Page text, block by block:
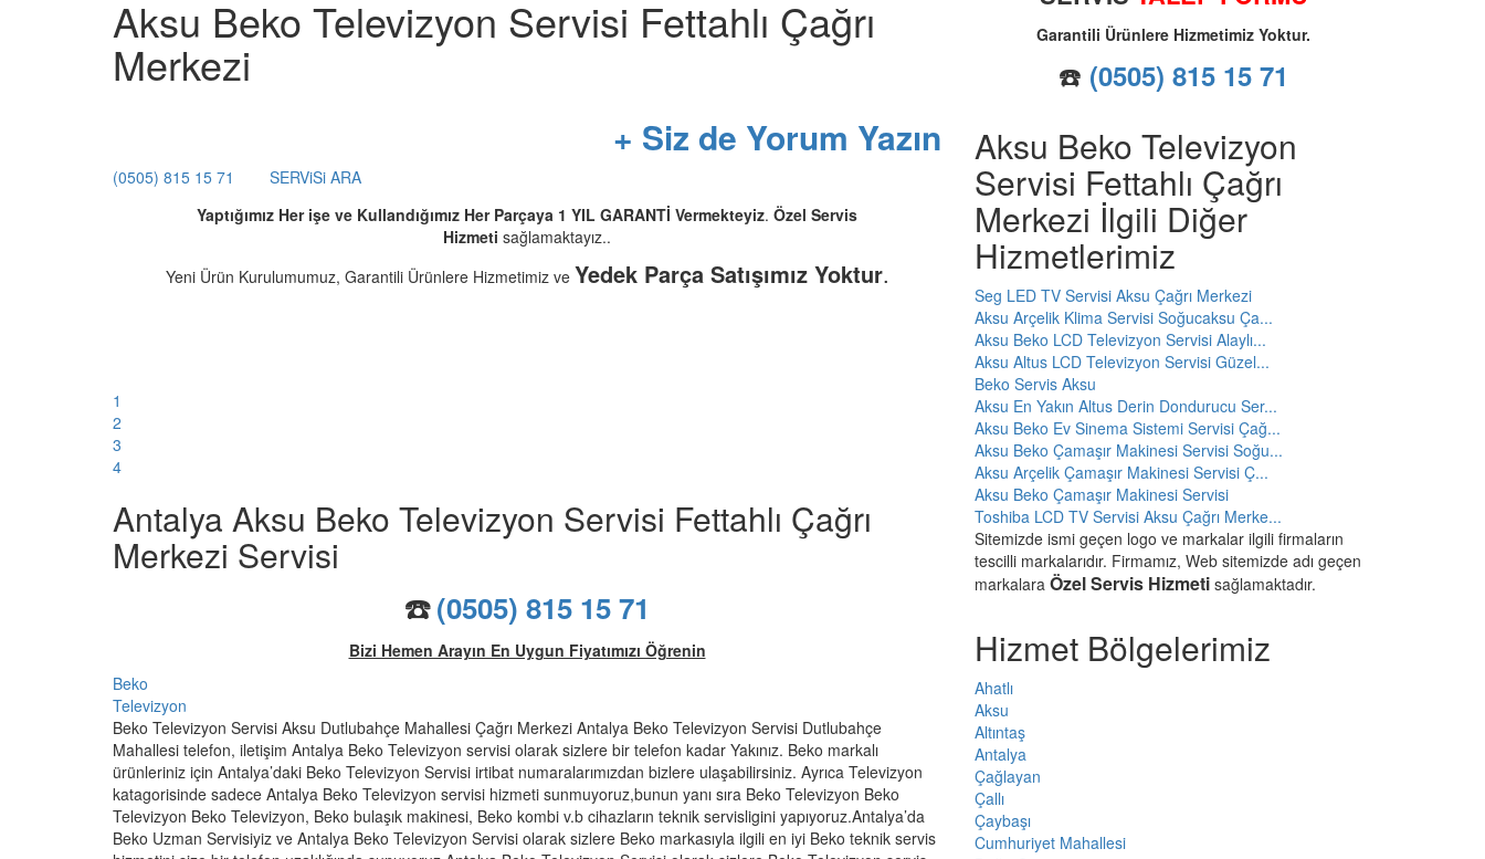
Aksu Beko Televizyon Servisi Fettahlı Çağrı
Merkezi
+ Siz de Yorum Yazın
(0505) 815 15 71
SERViSi ARA
Yaptığımız Her işe ve Kullandığımız Her Parçaya 1 YIL GARANTİ Vermekteyiz. Özel Servis
Hizmeti sağlamaktayız..
Yeni Ürün Kurulumumuz, Garantili Ürünlere Hizmetimiz ve Yedek Parça Satışımız Yoktur.
1
2
3
4
Antalya Aksu Beko Televizyon Servisi Fettahlı Çağrı
Merkezi Servisi
☎️(0505) 815 15 71
Bizi Hemen Arayın En Uygun Fiyatımızı Öğrenin
Beko
Televizyon
Beko Televizyon Servisi Aksu Dutlubahçe Mahallesi Çağrı Merkezi Antalya Beko Televizyon Servisi Dutlubahçe
Mahallesi telefon, iletişim Antalya Beko Televizyon servisi olarak sizlere bir telefon kadar Yakınız. Beko markalı
ürünleriniz için Antalya’daki Beko Televizyon Servisi irtibat numaralarımızdan bizlere ulaşabilirsiniz. Ayrıca Televizyon
katagorisinde sadece Antalya Beko Televizyon servisi hizmeti sunmuyoruz,bunun yanı sıra Beko Televizyon Beko
Televizyon Beko Televizyon, Beko bulaşık makinesi, Beko kombi v.b cihazların teknik servisligini yapıyoruz.Antalya’da
Beko Uzman Servisiyiz ve Antalya Beko Televizyon Servisi olarak sizlere Beko markasıyla ilgili en iyi Beko teknik servis
Garantili Ürünlere Hizmetimiz Yoktur.
☎️ (0505) 815 15 71
Aksu Beko Televizyon
Servisi Fettahlı Çağrı
Merkezi İlgili Diğer
Hizmetlerimiz
Seg LED TV Servisi Aksu Çağrı Merkezi
Aksu Arçelik Klima Servisi Soğucaksu Ça...
Aksu Beko LCD Televizyon Servisi Alaylı...
Aksu Altus LCD Televizyon Servisi Güzel...
Beko Servis Aksu
Aksu En Yakın Altus Derin Dondurucu Ser...
Aksu Beko Ev Sinema Sistemi Servisi Çağ...
Aksu Beko Çamaşır Makinesi Servisi Soğu...
Aksu Arçelik Çamaşır Makinesi Servisi Ç...
Aksu Beko Çamaşır Makinesi Servisi
Toshiba LCD TV Servisi Aksu Çağrı Merke...
Sitemizde ismi geçen logo ve markalar ilgili firmaların
tescilli markalarıdır. Firmamız, Web sitemizde adı geçen
markalara Özel Servis Hizmeti sağlamaktadır.
Hizmet Bölgelerimiz
Ahatlı
Aksu
Altıntaş
Antalya
Çağlayan
Çallı
Çaybaşı
Cumhuriyet Mahallesi